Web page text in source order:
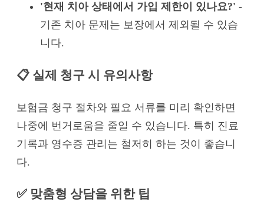
'현재 치아 상태에서 가입 제한이 있나요?' -
기존 치아 문제는 보장에서 제외될 수 있습
니다.
📋 실제 청구 시 유의사항
보험금 청구 절차와 필요 서류를 미리 확인하면
나중에 번거로움을 줄일 수 있습니다. 특히 진료
기록과 영수증 관리는 철저히 하는 것이 좋습니
다.
✅ 맞춤형 상담을 위한 팁